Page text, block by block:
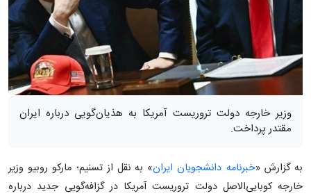
وزیر خارجه دولت تروریست آمریکا به هذیان‌گویی درباره ایران
مقتدر پرداخت.
به گزارش «خبرنامه دانشجویان ایران» به نقل از تسنیم؛ مارکو روبیو وزیر
خارجه کوبایی‌الاصل دولت تروریست آمریکا در گزافه‌گویی جدید درباره